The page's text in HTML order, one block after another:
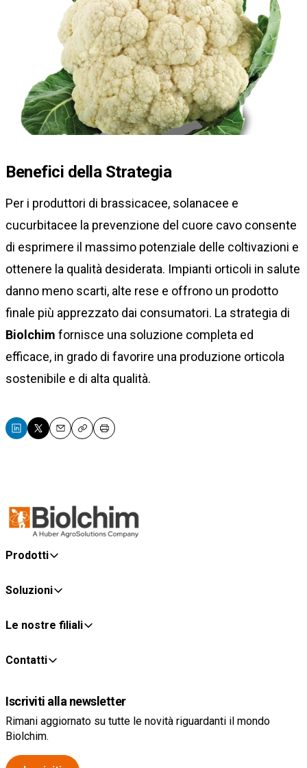
Benefici della Strategia
Per i produttori di brassicacee, solanacee e
cucurbitacee la prevenzione del cuore cavo consente
di esprimere il massimo potenziale delle coltivazioni e
ottenere la qualità desiderata. Impianti orticoli in salute
danno meno scarti, alte rese e offrono un prodotto
finale più apprezzato dai consumatori. La strategia di
Biolchim fornisce una soluzione completa ed
efficace, in grado di favorire una produzione orticola
sostenibile e di alta qualità.
EmailCopyPrint
Prodotti
Soluzioni
Le nostre filiali
Contatti
Iscriviti alla newsletter
Rimani aggiornato su tutte le novità riguardanti il mondo
Biolchim.